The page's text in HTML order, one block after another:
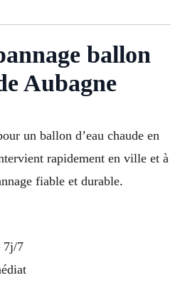
ballon
Aubagne
un ballon d’eau chaude en
rapidement en ville et à
fiable et durable.
7j/7